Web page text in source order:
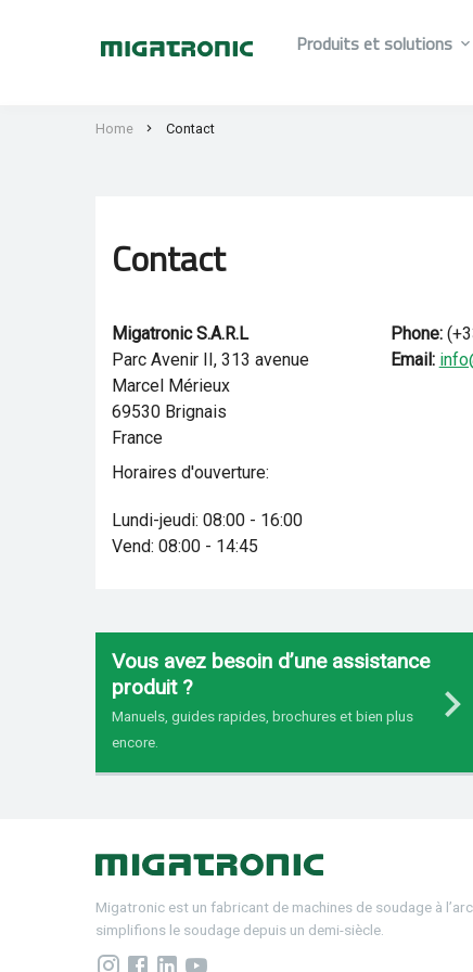
Produits et solutions
Home Contact
Contact
Migatronic S.A.R.L
Parc Avenir II, 313 avenue
Marcel Mérieux
69530 Brignais
France
Horaires d'ouverture:
Lundi-jeudi: 08:00 - 16:00
Vend: 08:00 - 14:45
Phone:
Email:
Vous avez besoin d’une assistance
produit ?
Manuels, guides rapides, brochures et bien plus
encore.
Migatronic est un fabricant de machines de soudage à
simplifions le soudage depuis un demi-siècle.